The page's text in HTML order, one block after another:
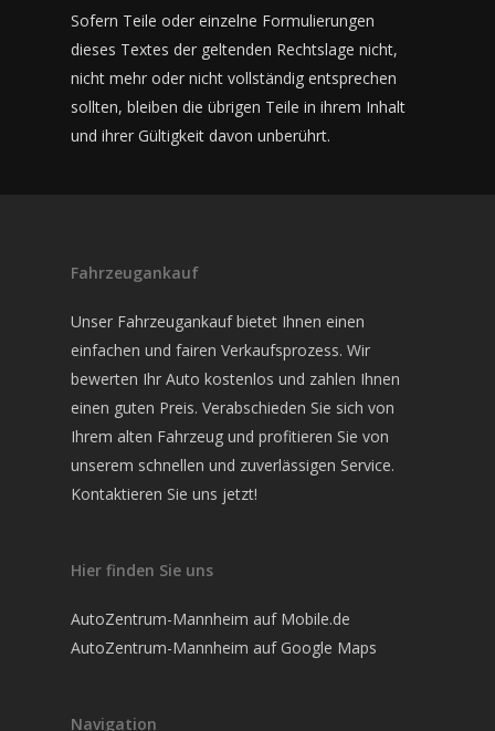
Sofern Teile oder einzelne Formulierungen
dieses Textes der geltenden Rechtslage nicht,
nicht mehr oder nicht vollständig entsprechen
sollten, bleiben die übrigen Teile in ihrem Inhalt
und ihrer Gültigkeit davon unberührt.
Fahrzeugankauf
Unser Fahrzeugankauf bietet Ihnen einen
einfachen und fairen Verkaufsprozess. Wir
bewerten Ihr Auto kostenlos und zahlen Ihnen
einen guten Preis. Verabschieden Sie sich von
Ihrem alten Fahrzeug und profitieren Sie von
unserem schnellen und zuverlässigen Service.
Kontaktieren Sie uns jetzt!
Hier finden Sie uns
AutoZentrum-Mannheim auf Mobile.de
AutoZentrum-Mannheim auf Google Maps
Navigation